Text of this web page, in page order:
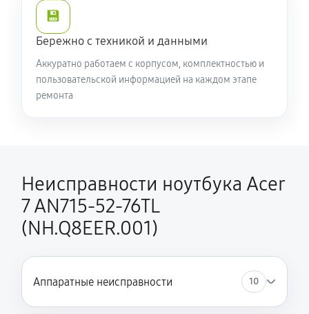
Настройка ОС ноутбука Acer 7 AN715-52-76TL
(NH.Q8EER.001)
840 руб 60 минут
Замена HDMI ноутбука Acer 7 AN715-52-76TL
(NH.Q8EER.001)
💾
Бережно с техникой и данными
Аккуратно работаем с корпусом, комплектностью и
пользовательской информацией на каждом этапе
ремонта
Неисправности ноутбука Acer
7 AN715-52-76TL
(NH.Q8EER.001)
Аппаратные неисправности 10